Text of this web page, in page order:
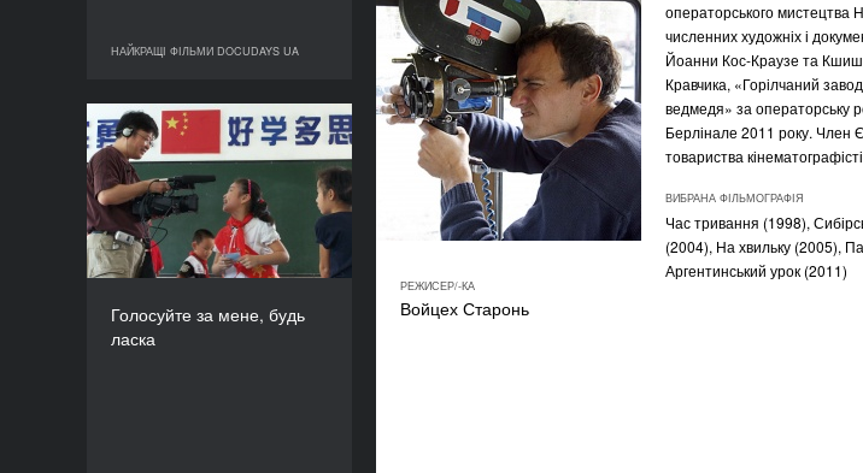
РЕЖИСЕР/-КА
Войцех Старонь
операторського мистецтва
численних художніх і
Йоанни Кос-Краузе та
Кравчика, «Горілчаний
ведмедя» за операторську
Берлінале 2011 року. Член
товариства
ВИБРАНА ФІЛЬМОГРАФІЯ
Час тривання (1998),
(2004), На хвильку (2005),
Аргентинський урок (2011)
НАЙКРАЩІ ФІЛЬМИ DOCUDAYS UA
НАЙКРАЩІ ФІЛЬМИ DOCUDAYS UA
Голосуйте за мене, будь
ласка
Голосуйте за мене, будь
ласка
РІК
2007
КРАЇНА
Данія, Китай
Вейдзюнь Чен